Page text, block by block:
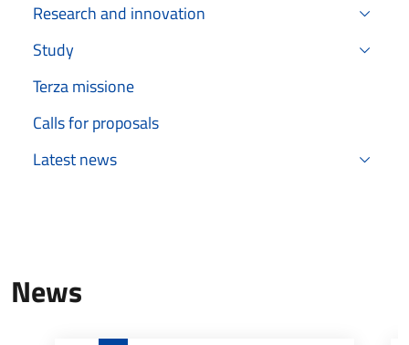
Research and innovation
Study
Terza missione
Calls for proposals
Latest news
News